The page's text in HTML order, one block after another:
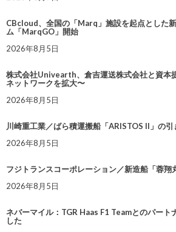
CBcloud、全国の「Marq」施設を起点とした
ム「MarqGO」開始
2026年8月5日
株式会社Univearth、倉吉運送株式会社と資本
ネットワークを拡大〜
2026年8月5日
川崎重工業／ばら積運搬船「ARISTOS II」の引
2026年8月5日
フジトランスコーポレーション／新造船「蓉翔
2026年8月5日
ネバーマイル：TGR Haas F1 Teamとのパート
した